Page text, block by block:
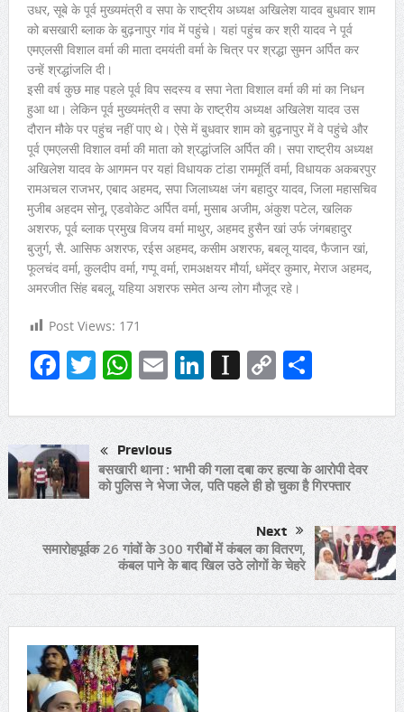
उधर, सूबे के पूर्व मुख्यमंत्री व सपा के राष्ट्रीय अध्यक्ष अखिलेश यादव बुधवार शाम
को बसखारी ब्लाक के बुढ़नापुर गांव में पहुंचे। यहां पहुंच कर श्री यादव ने पूर्व
एमएलसी विशाल वर्मा की माता दमयंती वर्मा के चित्र पर श्रद्धा सुमन अर्पित कर
उन्हें श्रद्धांजलि दी।
इसी वर्ष कुछ माह पहले पूर्व विप सदस्य व सपा नेता विशाल वर्मा की मां का निधन
हुआ था। लेकिन पूर्व मुख्यमंत्री व सपा के राष्ट्रीय अध्यक्ष अखिलेश यादव उस
दौरान मौके पर पहुंच नहीं पाए थे। ऐसे में बुधवार शाम को बुढ़नापुर में वे पहुंचे और
पूर्व एमएलसी विशाल वर्मा की माता को श्रद्धांजलि अर्पित की। सपा राष्ट्रीय अध्यक्ष
अखिलेश यादव के आगमन पर यहां विधायक टांडा राममूर्ति वर्मा, विधायक अकबरपुर
रामअचल राजभर, एबाद अहमद, सपा जिलाध्यक्ष जंग बहादुर यादव, जिला महासचिव
मुजीब अहदम सोनू, एडवोकेट अर्पित वर्मा, मुसाब अजीम, अंकुश पटेल, खलिक
अशरफ, पूर्व ब्लाक प्रमुख विजय वर्मा माथुर, अहमद हुसैन खां उर्फ जंगबहादुर
बुजुर्ग, सै. आसिफ अशरफ, रईस अहमद, कसीम अशरफ, बबलू यादव, फैजान खां,
फूलचंद वर्मा, कुलदीप वर्मा, गप्पू वर्मा, रामअक्षयर मौर्या, धमेंद्र कुमार, मेराज अहमद,
अमरजीत सिंह बबलू, यहिया अशरफ समेत अन्य लोग मौजूद रहे।
Post Views: 171
Facebook
Twitter
WhatsApp
EmailLinkedIn
Instapaper
CopyShare
Previous
बसखारी थाना : भाभी की गला दबा कर हत्या के आरोपी देवर
को पुलिस ने भेजा जेल, पति पहले ही हो चुका है गिरफ्तार
Next
समारोहपूर्वक 26 गांवों के 300 गरीबों में कंबल का वितरण,
कंबल पाने के बाद खिल उठे लोगों के चेहरे